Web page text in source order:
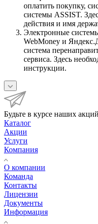
оплатить покупку,
системы ASSIST.
действия и имя
Электронные
WebMoney и
система
сервиса. Здесь
инструкции.
Будьте в курсе наших
Каталог
Акции
Услуги
Компания
О компании
Команда
Контакты
Лицензии
Документы
Информация